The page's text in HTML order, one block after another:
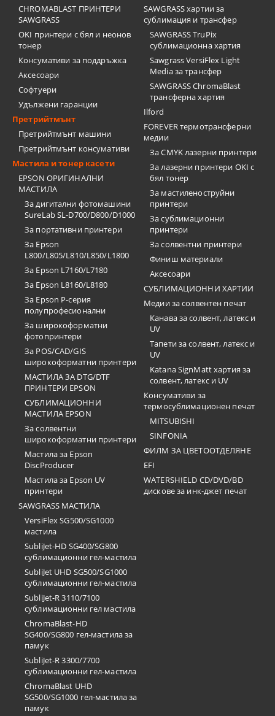
CHROMABLAST ПРИНТЕРИ
SAWGRASS
OKI принтери с бял и неонов
тонер
Консумативи за поддръжка
Аксесоари
Софтуери
Удължени гаранции
Претрийтмънт
Претрийтмънт машини
Претрийтмънт консумативи
Мастила и тонер касети
EPSON ОРИГИНАЛНИ
МАСТИЛА
За дигитални фотомашини
SureLab SL-D700/D800/D1000
За портативни принтери
За Epson
L800/L805/L810/L850/L1800
За Epson L7160/L7180
За Epson L8160/L8180
За Epson P-серия
полупрофесионални
За широкоформатни
фотопринтери
За POS/CAD/GIS
широкоформатни принтери
МАСТИЛА ЗА DTG/DTF
ПРИНТЕРИ EPSON
СУБЛИМАЦИОННИ
МАСТИЛА EPSON
За солвентни
широкоформатни принтери
Мастила за Epson
DiscProducer
Мастила за Epson UV
принтери
SAWGRASS МАСТИЛА
VersiFlex SG500/SG1000
мастила
SubliJet-HD SG400/SG800
сублимационни гел-мастила
SubliJet UHD SG500/SG1000
сублимационни гел-мастила
SubliJet-R 3110/7100
сублимационни гел мастила
ChromaBlast-HD
SG400/SG800 гел-мастила за
памук
SubliJet-R 3300/7700
сублимационни гел-мастила
ChromaBlast UHD
SG500/SG1000 гел-мастила за
памук
SAWGRASS хартии за
сублимация и трансфер
SAWGRASS TruPix
сублимационна хартия
Sawgrass VersiFlex Light
Media за трансфер
SAWGRASS ChromaBlast
трансферна хартия
Ilford
FOREVER термотрансферни
медии
За CMYK лазерни принтери
За лазерни принтери OKI с
бял тонер
За мастиленоструйни
принтери
За сублимационни
принтери
За солвентни принтери
Финиш материали
Аксесоари
СУБЛИМАЦИОННИ ХАРТИИ
Медии за солвентен печат
Канава за солвент, латекс и
UV
Тапети за солвент, латекс и
UV
Katana SignMatt хартия за
солвент, латекс и UV
Консумативи за
термосублимационен печат
MITSUBISHI
SINFONIA
ФИЛМ ЗА ЦВЕТООТДЕЛЯНЕ
EFI
WATERSHIELD CD/DVD/BD
дискове за инк-джет печат